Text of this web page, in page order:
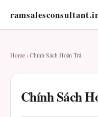
Home› Chính Sách Hoàn Trả
Chính Sách